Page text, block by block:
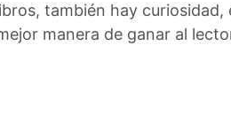
también hay curiosidad,
manera de ganar al